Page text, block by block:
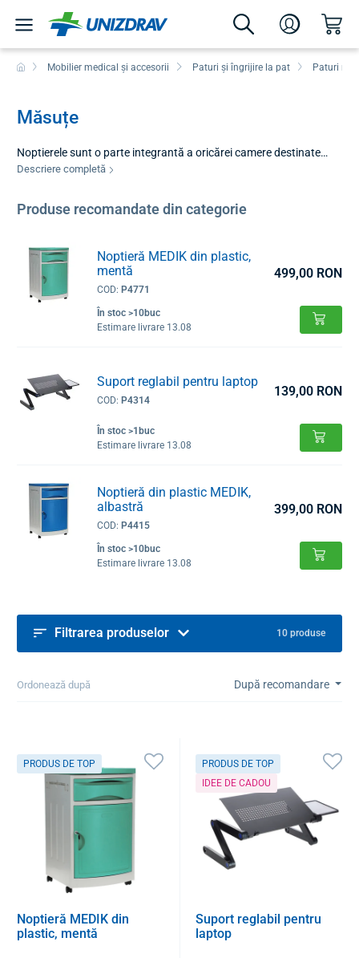
Mobilier medical și accesorii Paturi și îngrijire la pat Paturi
Măsuțe
Noptierele sunt o parte integrantă a oricărei camere destinate
convalescenței pe termen lung sau îngrijirii medicale. În oferta
asigură confortul maxim al pacientului și caracterul practic al
îngrijitorului. Indiferent dacă sunteți în căutarea unui spațiu de
deasupra patului, produsele noastre sunt concepute având în
vedere durabilitatea ridicată și întreținerea ușoară.
Descriere completă
Produse recomandate din categorie
Noptieră MEDIK din plastic,
mentă
COD: P4771
În stoc >10buc
Estimare livrare 13.08
499,00 RON
Suport reglabil pentru laptop
COD: P4314
În stoc >1buc
Estimare livrare 13.08
139,00 RON
Noptieră din plastic MEDIK,
albastră
COD: P4415
În stoc >10buc
Estimare livrare 13.08
399,00 RON
Filtrarea produselor 10 produse
Ordonează după După recomandare
PRODUS DE TOP
Noptieră MEDIK din
plastic, mentă
PRODUS DE TOP
IDEE DE CADOU
Suport reglabil pentru
laptop